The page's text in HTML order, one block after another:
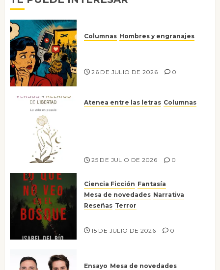
Columnas Hombres y engranajes
26 DE JULIO DE 2026 0
Atenea entre las letras Columnas
25 DE JULIO DE 2026 0
Ciencia Ficción Fantasía
Mesa de novedades Narrativa
Reseñas Terror
15 DE JULIO DE 2026 0
Ensayo Mesa de novedades